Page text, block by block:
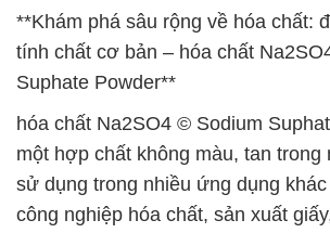
**Khám phá sâu rộng về hóa chất:
tính chất cơ bản – hóa chất
Suphate Powder**
hóa chất Na2SO4 © Sodium
một hợp chất không màu, tan
sử dụng trong nhiều ứng dụng
công nghiệp hóa chất, sản xuất